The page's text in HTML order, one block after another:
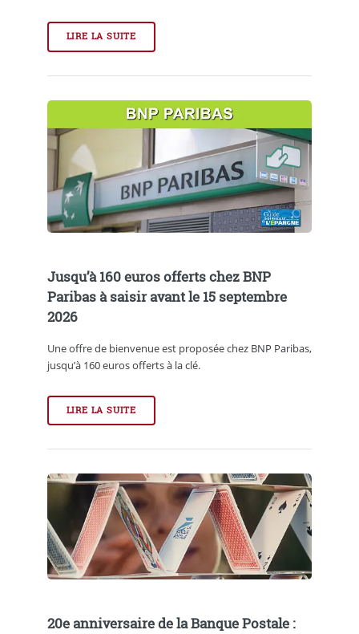
LIRE LA SUITE
Jusqu’à 160 euros offerts chez BNP
Paribas à saisir avant le 15 septembre
2026
Une offre de bienvenue est proposée chez BNP Paribas,
jusqu’à 160 euros offerts à la clé.
LIRE LA SUITE
20e anniversaire de la Banque Postale :